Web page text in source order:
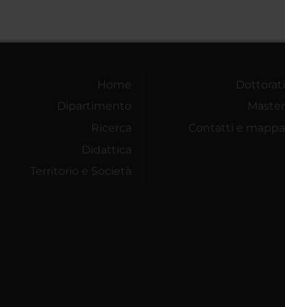
Home
Dipartimento
Ricerca
Didattica
Territorio e Società
Dottorati
Master
Contatti e mappa